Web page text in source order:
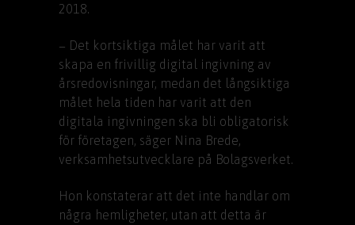
2018.
− Det kortsiktiga målet har varit att
skapa en frivillig digital ingivning av
årsredovisningar, medan det långsiktiga
målet hela tiden har varit att den
digitala ingivningen ska bli obligatorisk
för företagen, säger Nina Brede,
verksamhetsutvecklare på Bolagsverket.
Hon konstaterar att det inte handlar om
några hemligheter, utan att detta är